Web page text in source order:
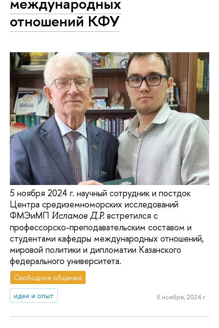
отношений КФУ
5 ноября 2024 г. научный сотрудник и постдок
Центра средиземноморских исследований
ФМЭиМП Исламов Д.Р. встретился с
профессорско-преподавательским составом и
студентами кафедры международных отношений,
мировой политики и дипломатии Казанского
федерального университета.
Свободное общение
идеи и опыт
5 ноября, 2024 г.